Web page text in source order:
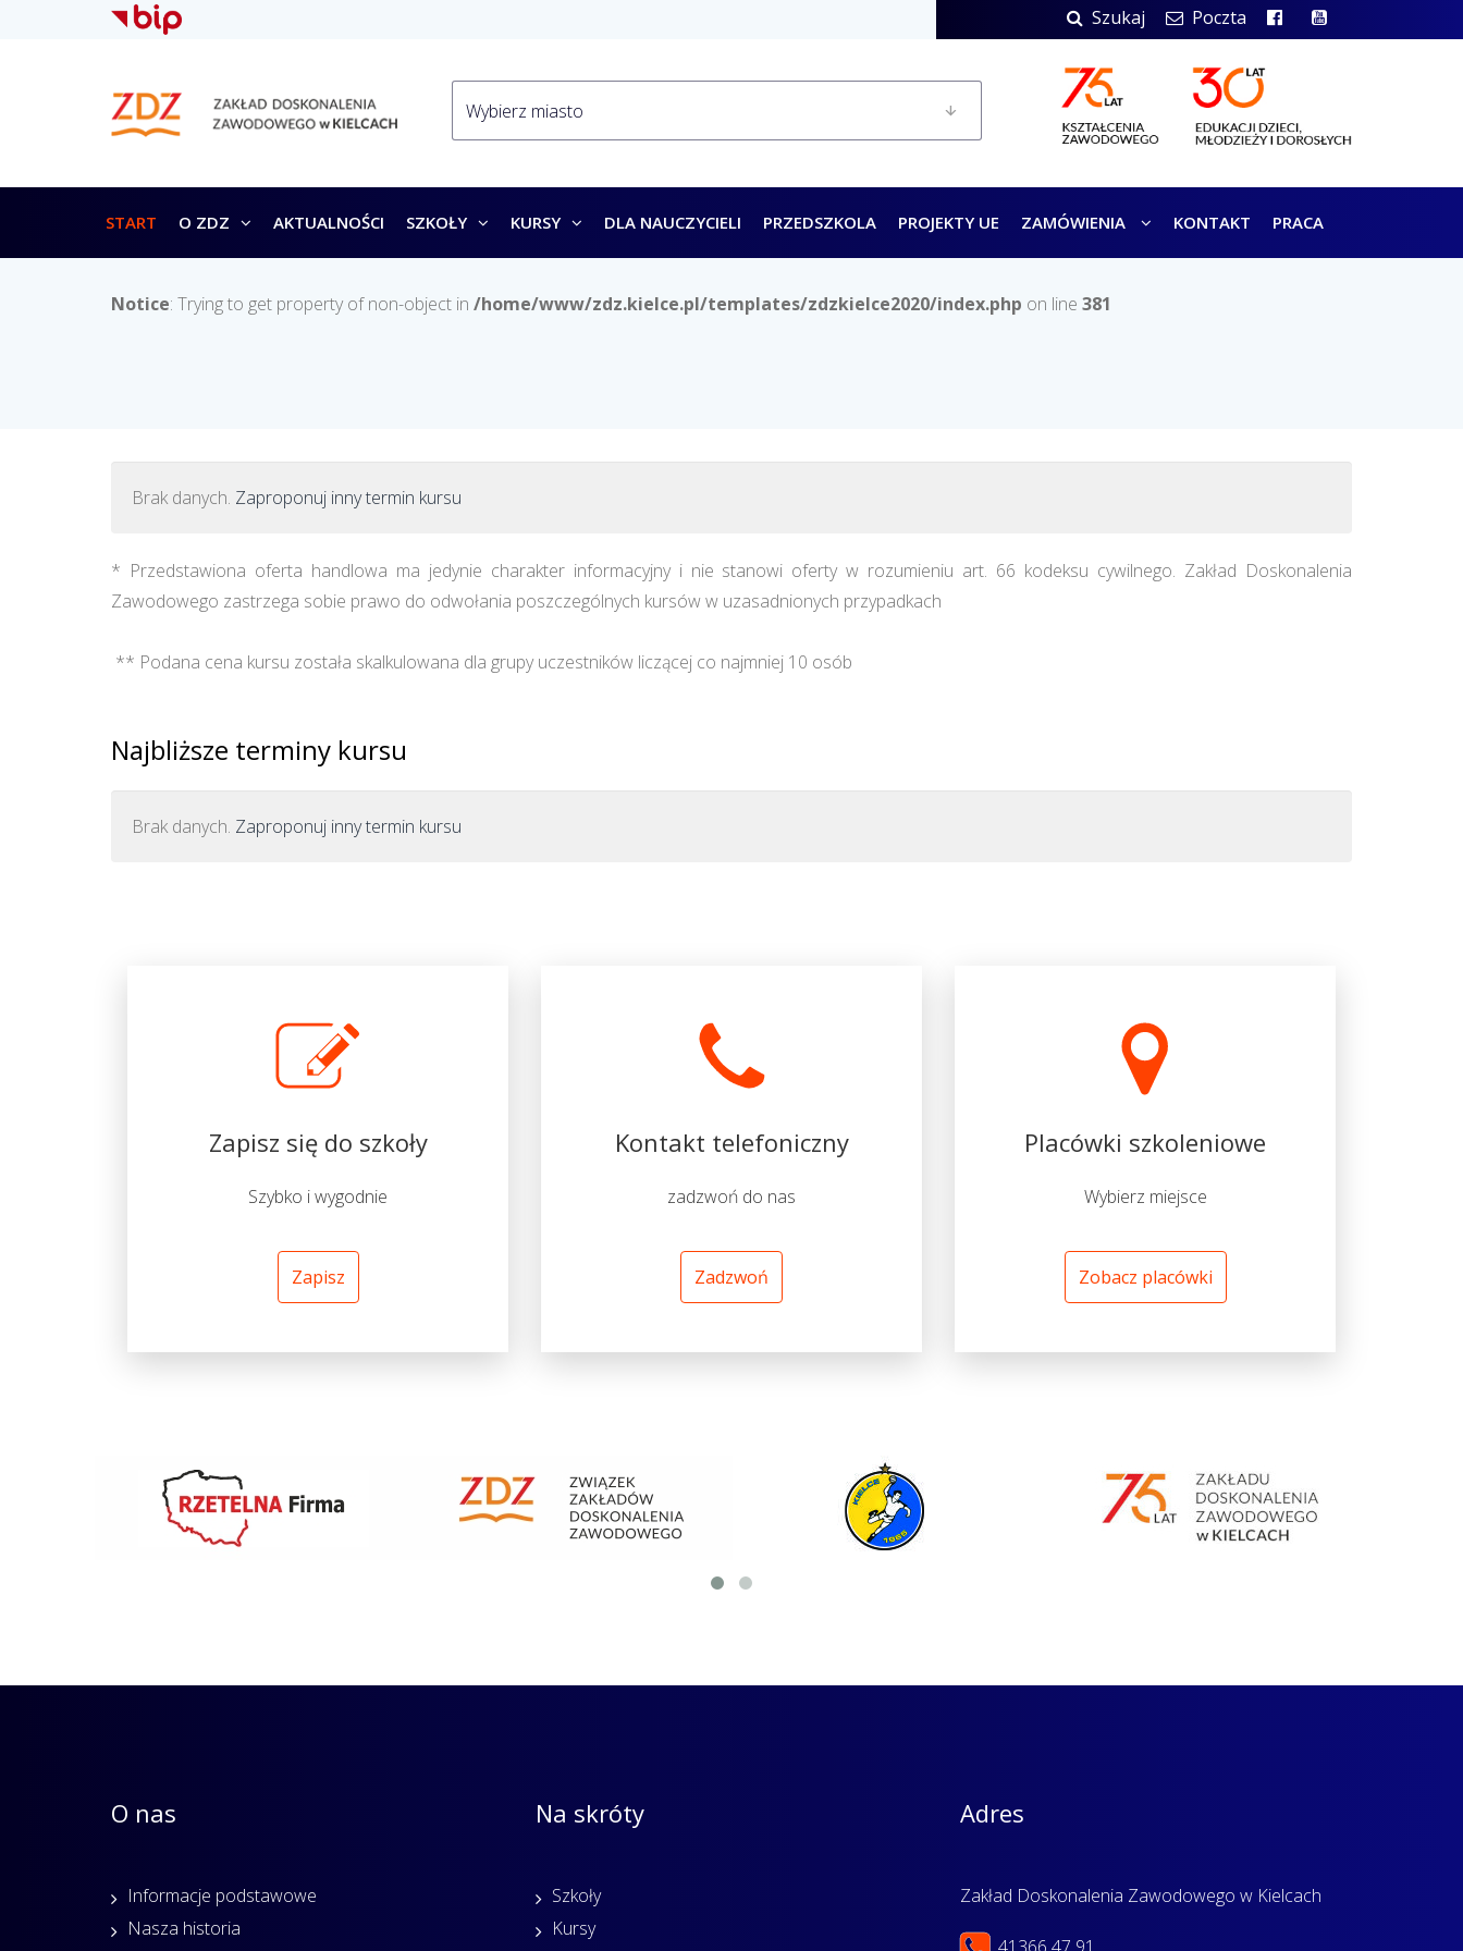
Szukaj Poczta
START O ZDZ AKTUALNOŚCI SZKOŁY KURSY DLA NAUCZYCIELI PRZEDSZKOLA PROJEKTY UE ZAMÓWIENIA KONTAKT PRACA
Notice: Trying to get property of non-object in /home/www/zdz.kielce.pl/templates/zdzkielce2020/index.php on line 381
Brak danych. Zaproponuj inny termin kursu
* Przedstawiona oferta handlowa ma jedynie charakter informacyjny i nie stanowi oferty w rozumieniu art. 66 kodeksu cywilnego. Zakład Doskonalenia
Zawodowego zastrzega sobie prawo do odwołania poszczególnych kursów w uzasadnionych przypadkach
** Podana cena kursu została skalkulowana dla grupy uczestników liczącej co najmniej 10 osób
Najbliższe terminy kursu
Brak danych. Zaproponuj inny termin kursu
Zapisz się do szkoły
Szybko i wygodnie
Zapisz
Kontakt telefoniczny
zadzwoń do nas
Zadzwoń
Placówki szkoleniowe
Wybierz miejsce
Zobacz placówki
O nas
Informacje podstawowe
Nasza historia
Na skróty
Szkoły
Kursy
Adres
Zakład Doskonalenia Zawodowego w Kielcach